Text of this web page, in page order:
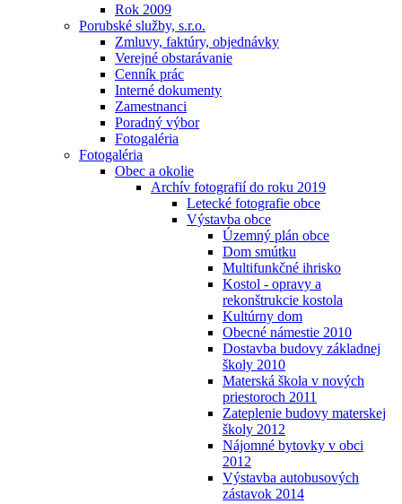
Rok 2009
Porubské služby, s.r.o.
Zmluvy, faktúry, objednávky
Verejné obstarávanie
Cenník prác
Interné dokumenty
Zamestnanci
Poradný výbor
Fotogaléria
Fotogaléria
Obec a okolie
Archív fotografií do roku 2019
Letecké fotografie obce
Výstavba obce
Územný plán obce
Dom smútku
Multifunkčné ihrisko
Kostol - opravy a
rekonštrukcie kostola
Kultúrny dom
Obecné námestie 2010
Dostavba budovy základnej
školy 2010
Materská škola v nových
priestoroch 2011
Zateplenie budovy materskej
školy 2012
Nájomné bytovky v obci
2012
Výstavba autobusových
zástavok 2014